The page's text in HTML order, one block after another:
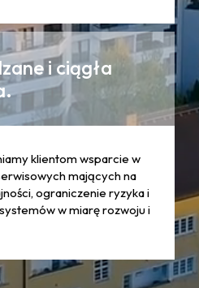
i ciągła
klientom wsparcie w
mających na
ograniczenie ryzyka i
w miarę rozwoju i